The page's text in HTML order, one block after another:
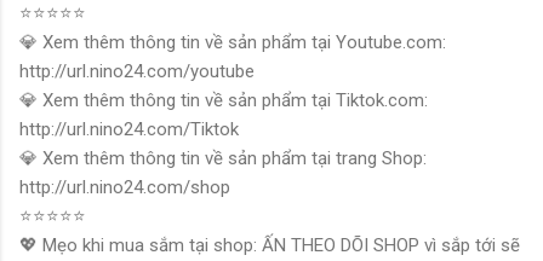
⭐⭐⭐⭐⭐
💎 Xem thêm thông tin về sản phẩm tại Youtube.com:
http://url.nino24.com/youtube
💎 Xem thêm thông tin về sản phẩm tại Tiktok.com:
http://url.nino24.com/Tiktok
💎 Xem thêm thông tin về sản phẩm tại trang Shop:
http://url.nino24.com/shop
⭐⭐⭐⭐⭐
💖 Mẹo khi mua sắm tại shop: ẤN THEO DÕI SHOP vì sắp tới sẽ